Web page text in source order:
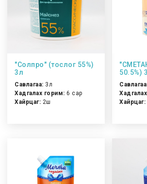
"Солпро" (тослог 55%)
3л
Савлагаа: 3л
Хадгалах горим: 6 сар
Хайрцаг: 2ш
50.5%)
Хайрцаг: